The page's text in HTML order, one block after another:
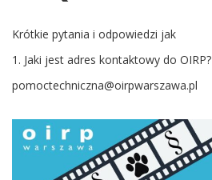
Krótkie pytania i odpowiedzi jak
1. Jaki jest adres kontaktowy do OIRP?
pomoctechniczna@oirpwarszawa.pl